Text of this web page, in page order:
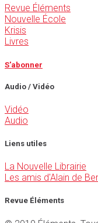
Revue Éléments
Nouvelle École
Krisis
Livres
S'abonner
Audio / Vidéo
Vidéo
Audio
Liens utiles
La Nouvelle Librairie
Les amis d'Alain de
Revue Éléments